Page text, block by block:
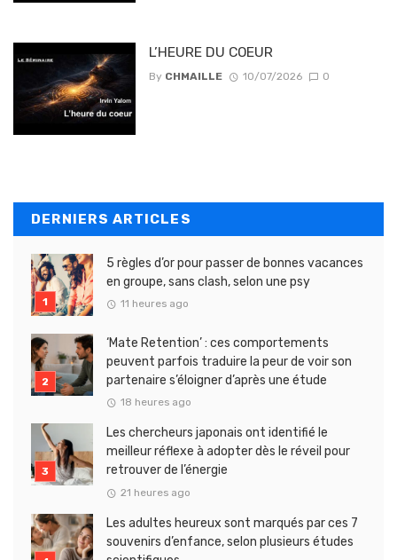
L’HEURE DU COEUR
By CHMAILLE 10/07/2026 0
DERNIERS ARTICLES
5 règles d’or pour passer de bonnes vacances
en groupe, sans clash, selon une psy
11 heures ago
‘Mate Retention’ : ces comportements
peuvent parfois traduire la peur de voir son
partenaire s’éloigner d’après une étude
18 heures ago
Les chercheurs japonais ont identifié le
meilleur réflexe à adopter dès le réveil pour
retrouver de l’énergie
21 heures ago
Les adultes heureux sont marqués par ces 7
souvenirs d’enfance, selon plusieurs études